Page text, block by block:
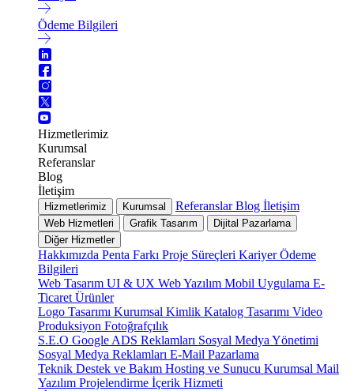
Ödeme Bilgileri
Hizmetlerimiz
Kurumsal
Referanslar
Blog
İletişim
Hizmetlerimiz Kurumsal ReferanslarBlog İletişim
Web Hizmetleri Grafik Tasarım
Dijital Pazarlama
Diğer Hizmetler
Hakkımızda Penta Farkı Proje Süreçleri KariyerÖdeme
Bilgileri
Web Tasarım UI & UX Web Yazılım Mobil Uygulama E-
Ticaret Ürünler
Logo Tasarımı Kurumsal Kimlik Katalog Tasarımı Video
Produksiyon Fotoğrafçılık
S.E.O Google ADS Reklamları Sosyal Medya Yönetimi
Sosyal Medya Reklamları E-Mail Pazarlama
Teknik Destek ve Bakım Hosting ve Sunucu Kurumsal Mail
Yazılım Projelendirme İçerik Hizmeti